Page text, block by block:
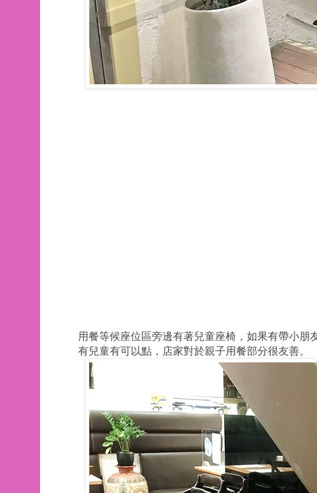
用餐等候座位區旁邊有著兒童座椅，如果有帶小
有兒童有可以點，店家對於親子用餐部分很友善。